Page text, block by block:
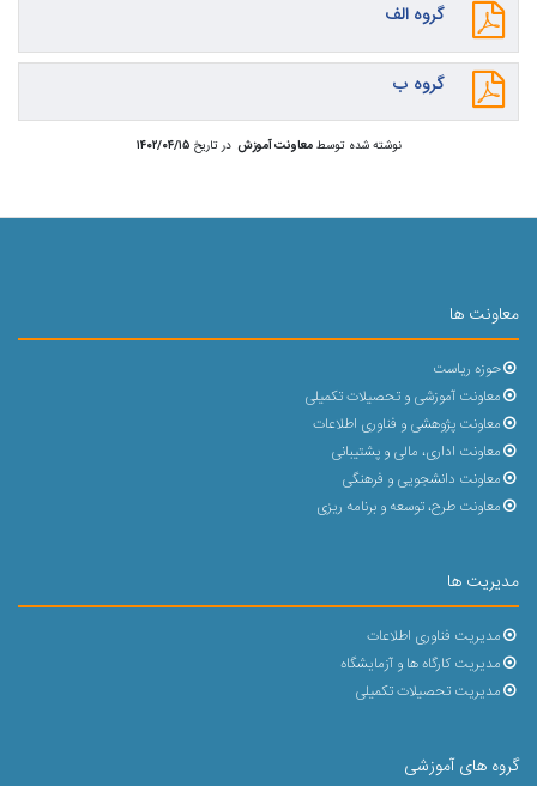
گروه الف
گروه ب
نوشته شده توسطمعاونت آموزش در تاریخ۱۴۰۲/۰۴/۱۵
معاونت ها
حوزه ریاست
معاونت آموزشی و تحصیلات تکمیلی
معاونت پژوهشی و فناوری اطلاعات
معاونت اداری، مالی و پشتیبانی
معاونت دانشجویی و فرهنگی
معاونت طرح، توسعه و برنامه ریزی
مدیریت ها
مدیریت فناوری اطلاعات
مدیریت کارگاه ها و آزمایشگاه
مدیریت تحصیلات تکمیلی
گروه های آموزشی